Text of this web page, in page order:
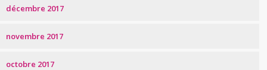
décembre 2017
novembre 2017
octobre 2017